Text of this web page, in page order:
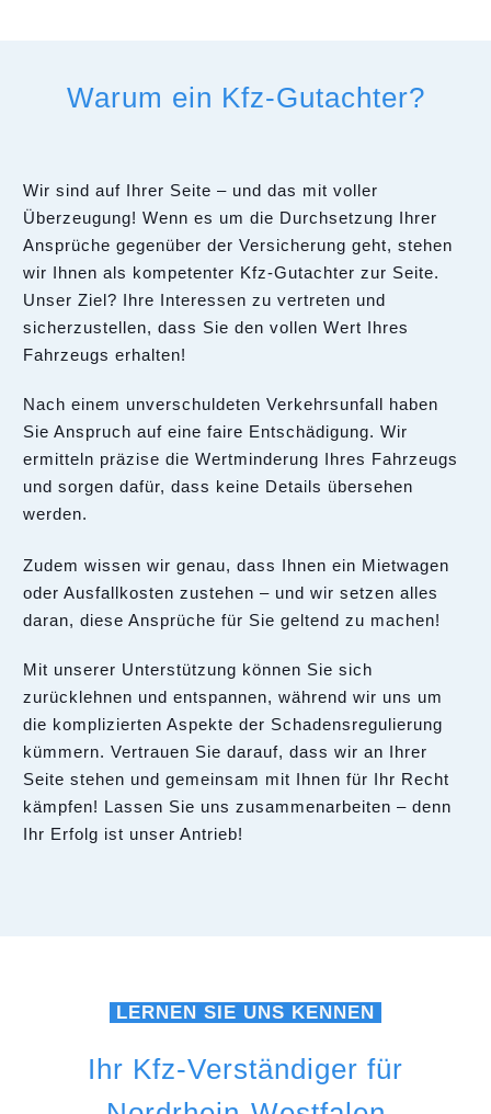
Warum ein Kfz-Gutachter?
Wir sind auf Ihrer Seite – und das mit voller
Überzeugung! Wenn es um die Durchsetzung Ihrer
Ansprüche gegenüber der Versicherung geht, stehen
wir Ihnen als kompetenter Kfz-Gutachter zur Seite.
Unser Ziel? Ihre Interessen zu vertreten und
sicherzustellen, dass Sie den vollen Wert Ihres
Fahrzeugs erhalten!
Nach einem unverschuldeten Verkehrsunfall haben
Sie Anspruch auf eine faire Entschädigung. Wir
ermitteln präzise die Wertminderung Ihres Fahrzeugs
und sorgen dafür, dass keine Details übersehen
werden.
Zudem wissen wir genau, dass Ihnen ein Mietwagen
oder Ausfallkosten zustehen – und wir setzen alles
daran, diese Ansprüche für Sie geltend zu machen!
Mit unserer Unterstützung können Sie sich
zurücklehnen und entspannen, während wir uns um
die komplizierten Aspekte der Schadensregulierung
kümmern. Vertrauen Sie darauf, dass wir an Ihrer
Seite stehen und gemeinsam mit Ihnen für Ihr Recht
kämpfen! Lassen Sie uns zusammenarbeiten – denn
Ihr Erfolg ist unser Antrieb!
LERNEN SIE UNS KENNEN
Ihr Kfz-Verständiger für